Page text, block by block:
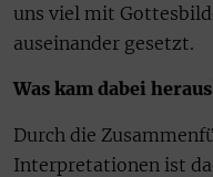
uns viel mit
auseinander gesetzt.
Was kam dabei
Durch die
Interpretationen ist